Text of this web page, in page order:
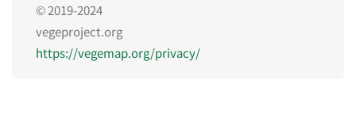
© 2019-2024
vegeproject.org
https://vegemap.org/privacy/